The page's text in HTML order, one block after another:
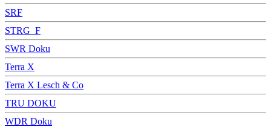
SRF
STRG_F
SWR Doku
Terra X
Terra X Lesch & Co
TRU DOKU
WDR Doku